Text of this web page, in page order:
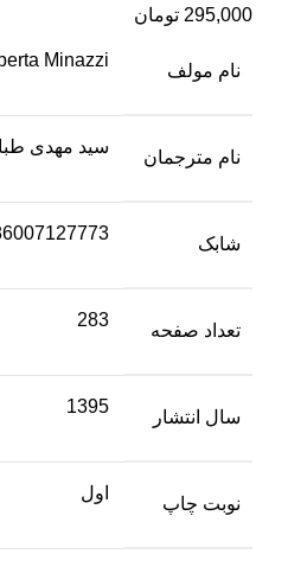
295,000 تومان
نام مولف
Minazzi
نام مترجمان
سید مهدی
شابک
تعداد صفحه
283
سال انتشار
1395
نوبت چاپ
اول